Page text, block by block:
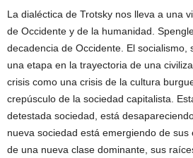
La dialéctica de Trotsky nos lleva a una
de Occidente y de la humanidad.
decadencia de Occidente. El socialismo,
una etapa en la trayectoria de una
crisis como una crisis de la cultura
crepúsculo de la sociedad capitalista.
detestada sociedad, está
nueva sociedad está emergiendo de
de una nueva clase dominante, sus